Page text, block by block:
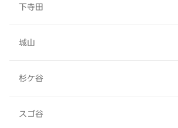
下寺田
城山
杉ケ谷
スゴ谷